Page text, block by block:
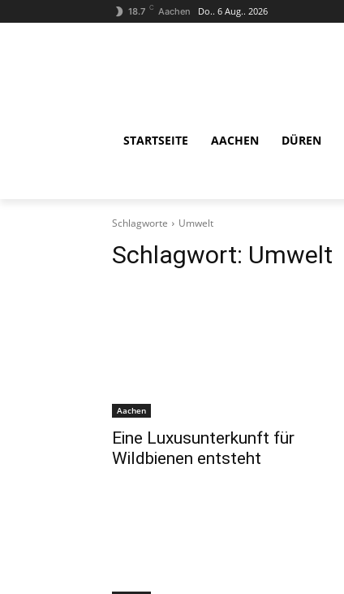
18.7 C Aachen Do.. 6 Aug.. 2026
STARTSEITE AACHEN DÜREN
Schlagworte Umwelt
Schlagwort: Umwelt
Aachen
Eine Luxusunterkunft für
Wildbienen entsteht